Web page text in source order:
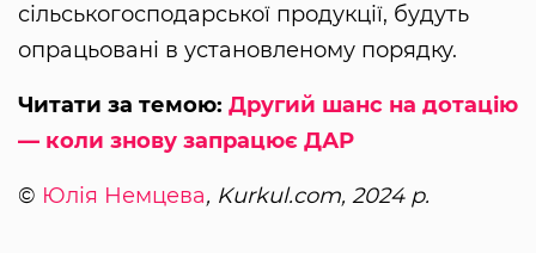
сільськогосподарської продукції, будуть
опрацьовані в установленому порядку.
Читати за темою: Другий шанс на дотацію
— коли знову запрацює ДАР
© Юлія Немцева, Kurkul.com, 2024 р.